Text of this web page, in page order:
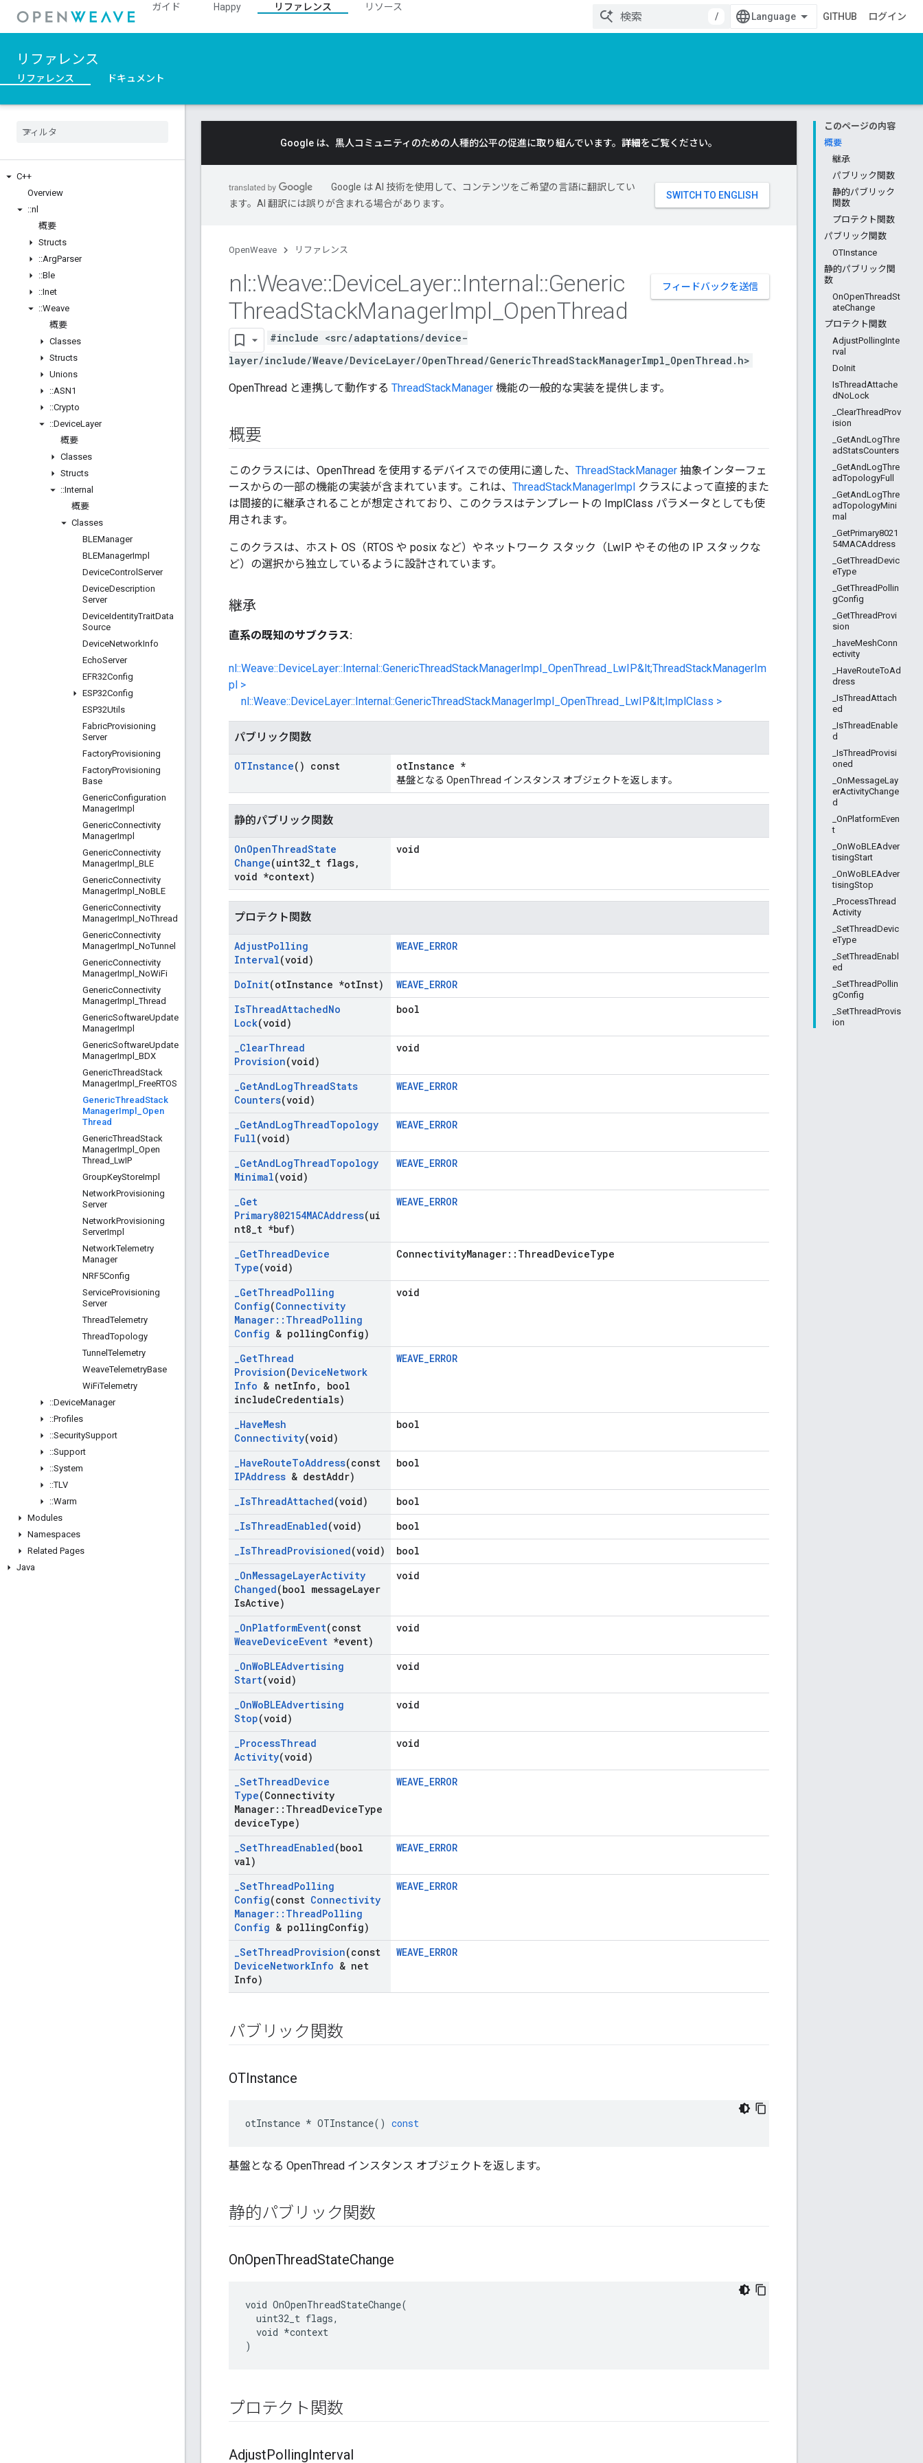
ガイド Happy リファレンス
リソース
/
GITHUB ログイン
リファレンス
リファレンス ドキュメント
C++
Overview
::nl
概要
Structs
::ArgParser
::Ble
::Inet
::Weave
概要
Classes
Structs
Unions
::ASN1
::Crypto
::DeviceLayer
概要
Classes
Structs
::Internal
概要
Classes
BLEManager
BLEManagerImpl
DeviceControl Server
DeviceDescription
Server
DeviceIdentityTraitData
Source
DeviceNetworkInfo
EchoServer
EFR32Config
ESP32Config
ESP32Utils
FabricProvisioning
Server
FactoryProvisioning
FactoryProvisioning
Base
GenericConfiguration
ManagerImpl
GenericConnectivity
ManagerImpl
GenericConnectivity
ManagerImpl
BLE
GenericConnectivity
ManagerImpl NoBLE
GenericConnectivity
ManagerImpl NoThread
GenericConnectivity
ManagerImpl NoTunnel
GenericConnectivity
ManagerImpl NoWiFi
GenericConnectivity
ManagerImpl _Thread
GenericSoftwareUpdate
ManagerImpl
GenericSoftwareUpdate
ManagerImpl
BDX
GenericThreadStack
ManagerImpl FreeRTOS
GenericThreadStack
ManagerImpl
Open
Thread
GenericThreadStack
ManagerImpl
Open
Thread LwIP
GroupKeyStoreImpl
NetworkProvisioning
Server
NetworkProvisioning
ServerImpl
NetworkTelemetry
Manager
NRF5Config
ServiceProvisioning
Server
ThreadTelemetry
ThreadTopology
TunnelTelemetry
WeaveTelemetryBase
WiFiTelemetry
::DeviceManager
::Profiles
::SecuritySupport
::Support
::System
::TLV
::Warm
Modules
Namespaces
Related Pages
Java
このページの内容
概要
継承
パブリック関数
静的パブリック
関数
プロテクト関数
パブリック関数
OTInstance
静的パブリック関
数
OnOpenThreadSt
ateChange
プロテクト関数
AdjustPollingInte
rval
DoInit
IsThreadAttache
dNoLock
_ClearThreadProv
ision
_GetAndLogThre
adStatsCounters
_GetAndLogThre
adTopologyFull
_GetAndLogThre
adTopologyMini
mal
_GetPrimary8021
54MACAddress
_GetThreadDevic
eType
_GetThreadPollin
gConfig
_GetThreadProvi
sion
_haveMeshConn
ectivity
_HaveRouteToAd
dress
_IsThreadAttach
ed
_IsThreadEnable
d
_IsThreadProvisi
oned
_OnMessageLay
erActivityChange
d
_OnPlatformEven
t
_OnWoBLEAdver
tisingStart
_OnWoBLEAdver
tisingStop
_ProcessThread
Activity
_SetThreadDevic
eType
_SetThreadEnabl
ed
_SetThreadPollin
gConfig
_SetThreadProvis
ion
Google は、黒人コミュニティのための人種的公平の促進に取り組んでいます。 詳細をご覧ください。
Google は AI 技術を使用して、コンテンツをご希望の言語に翻訳してい
ます。AI 翻訳には誤りが含まれる場合があります。
OpenWeave リファレンス
フィードバックを送信
nl::Weave::DeviceLayer::Internal::Generic
ThreadStackManagerImpl OpenThread
#include <src/adaptations/device-
layer/include/Weave/DeviceLayer/OpenThread/GenericThreadStackManagerImpl_OpenThread.h>
OpenThread と連携して動作する ThreadStackManager 機能の一般的な実装を提供します。
概要
このクラスには、OpenThread を使用するデバイスでの使用に適した、 ThreadStackManager 抽象インターフェ
ースからの一部の機能の実装が含まれています。これは、 ThreadStackManagerImpl クラスによって直接的また
は間接的に継承されることが想定されており、このクラスはテンプレートの ImplClass パラメータとしても使
用されます。
このクラスは、ホスト OS（RTOS や posix など）やネットワーク スタック（LwIP やその他の IP スタックな
ど）の選択から独立しているように設計されています。
継承
直系の既知のサブクラス:
nl::Weave::DeviceLayer::Internal::GenericThreadStackManagerImpl_OpenThread_LwIP&lt;ThreadStackManagerIm
pl >
nl::Weave::DeviceLayer::Internal::GenericThreadStackManagerImpl_OpenThread_LwIP&lt;ImplClass >
パブリック関数
OTInstance() const otInstance *
基盤となる OpenThread インスタンス オブジェクトを返します。
静的パブリック関数
OnOpenThreadState
Change(uint32 t flags,
void *context)
void
プロテクト関数
AdjustPolling
Interval(void)
WEAVE_ERROR
DoInit(otInstance *otInst)
WEAVE_ERROR
IsThreadAttachedNo
Lock(void)
bool
_ClearThread
Provision(void)
void
_GetAndLogThreadStats
Counters(void)
WEAVE_ERROR
_GetAndLogThreadTopology
Full(void)
WEAVE_ERROR
_GetAndLogThreadTopology
Minimal(void)
WEAVE_ERROR
_Get
Primary802154MACAddress(ui
nt8 t *buf)
WEAVE_ERROR
_GetThreadDevice
Type(void)
ConnectivityManager::ThreadDeviceType
_GetThreadPolling
Config(Connectivity
Manager:: ThreadPolling
Config & pollingConfig)
void
_GetThread
Provision(DeviceNetwork
Info & netInfo ,
bool
includeCredentials)
WEAVE_ERROR
_HaveMesh
Connectivity(void)
bool
_HaveRouteToAddress(const
IPAddress & destAddr)
bool
_IsThreadAttached(void)
bool
_IsThreadEnabled(void)
bool
_IsThreadProvisioned(void)
bool
_OnMessageLayerActivity
Changed(bool messageLayer
IsActive)
void
_OnPlatformEvent(const
WeaveDeviceEvent *event)
void
_OnWoBLEAdvertising
Start(void)
void
_OnWoBLEAdvertising
Stop(void)
void
_ProcessThread
Activity(void)
void
_SetThreadDevice
Type(Connectivity
Manager:: ThreadDeviceType
deviceType)
WEAVE_ERROR
_SetThreadEnabled(bool
val)
WEAVE_ERROR
_SetThreadPolling
Config(const Connectivity
Manager:: ThreadPolling
Config & pollingConfig)
WEAVE_ERROR
_SetThreadProvision(const
DeviceNetworkInfo & net
Info)
WEAVE_ERROR
パブリック関数
OTInstance
otInstance * OTInstance() const
基盤となる OpenThread インスタンス オブジェクトを返します。
静的パブリック関数
OnOpenThreadStateChange
void OnOpenThreadStateChange(
  uint32_t flags,
  void *context
)
プロテクト関数
AdjustPollingInterval